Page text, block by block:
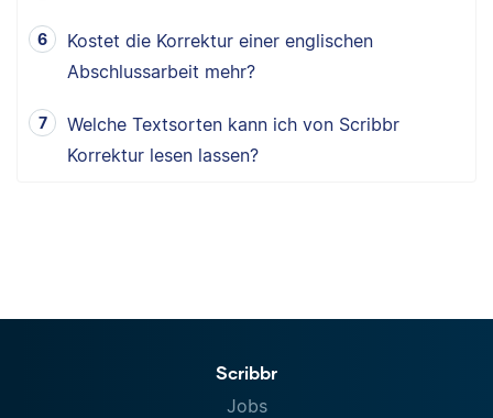
Kostet die Korrektur einer englischen
Abschlussarbeit mehr?
Welche Textsorten kann ich von Scribbr
Korrektur lesen lassen?
Scribbr
Jobs